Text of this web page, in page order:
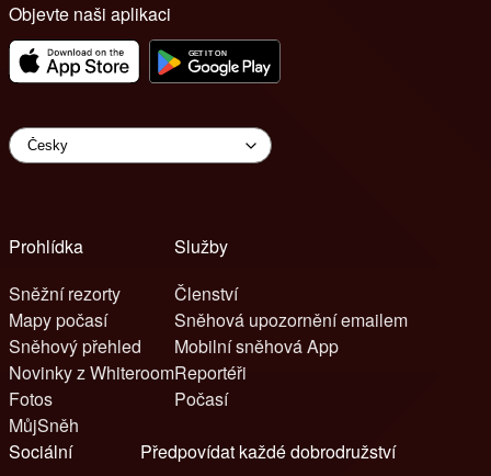
Objevte naši aplikaci
Prohlídka
Sněžní rezorty
Mapy počasí
Sněhový přehled
Novinky z Whiteroom
Fotos
MůjSněh
Služby
Členství
Sněhová upozornění emailem
Mobilní sněhová App
Reportéři
Počasí
Sociální
Předpovídat každé dobrodružství